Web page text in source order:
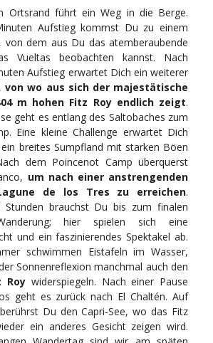
Ortsrand führt ein Weg in die Berge.
Aufstieg kommst Du zu einem
von dem aus Du das atemberaubende
Vueltas beobachten kannst. Nach
Aufstieg erwartet Dich ein weiterer
von wo aus sich der majestätische
m hohen Fitz Roy endlich zeigt.
geht es entlang des Saltobaches zum
Eine kleine Challenge erwartet Dich
breites Sumpfland mit starken Böen
dem Poincenot Camp überquerst
um nach einer anstrengenden
de los Tres zu erreichen.
Stunden brauchst Du bis zum finalen
hier spielen sich eine
und ein faszinierendes Spektakel ab.
schwimmen Eistafeln im Wasser,
Sonnenreflexion manchmal auch den
Roy widerspiegeln. Nach einer Pause
geht es zurück nach El Chaltén. Auf
Du den Capri-See, wo das Fitz
ein anderes Gesicht zeigen wird.